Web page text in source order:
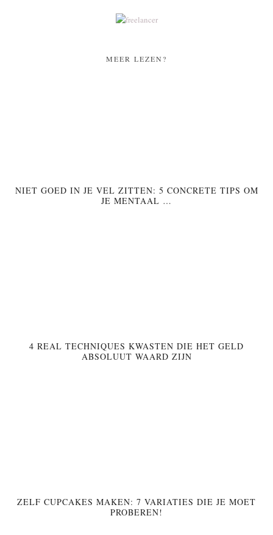
MEER LEZEN?
NIET GOED IN JE VEL ZITTEN: 5 CONCRETE TIPS OM
JE MENTAAL …
4 REAL TECHNIQUES KWASTEN DIE HET GELD
ABSOLUUT WAARD ZIJN
ZELF CUPCAKES MAKEN: 7 VARIATIES DIE JE MOET
PROBEREN!